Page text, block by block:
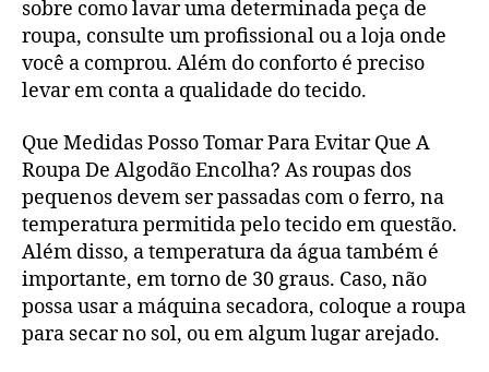
sobre como lavar uma determinada peça de
roupa, consulte um profissional ou a loja onde
você a comprou. Além do conforto é preciso
levar em conta a qualidade do tecido.
Que Medidas Posso Tomar Para Evitar Que A
Roupa De Algodão Encolha? As roupas dos
pequenos devem ser passadas com o ferro, na
temperatura permitida pelo tecido em questão.
Além disso, a temperatura da água também é
importante, em torno de 30 graus. Caso, não
possa usar a máquina secadora, coloque a roupa
para secar no sol, ou em algum lugar arejado.